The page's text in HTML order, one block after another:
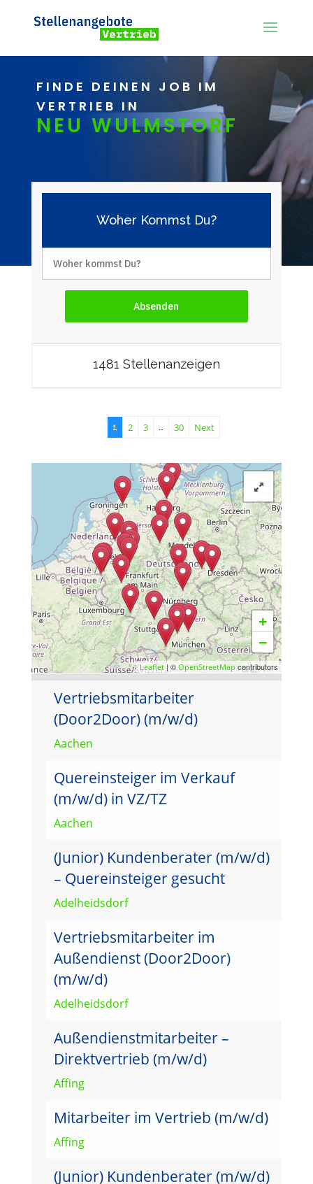
FINDE DEINEN JOB IM
VERTRIEB IN
NEU WULMSTORF
Woher Kommst Du?
1481 Stellenanzeigen
1 2 3 … 30 Next
+
−
Leaflet| ©OpenStreetMap contributors
Vertriebsmitarbeiter
(Door2Door) (m/w/d)
Aachen
Quereinsteiger im Verkauf
(m/w/d) in VZ/TZ
Aachen
(Junior) Kundenberater (m/w/d)
– Quereinsteiger gesucht
Adelheidsdorf
Vertriebsmitarbeiter im
Außendienst (Door2Door)
(m/w/d)
Adelheidsdorf
Außendienstmitarbeiter –
Direktvertrieb (m/w/d)
Affing
Mitarbeiter im Vertrieb (m/w/d)
Affing
(Junior) Kundenberater (m/w/d)